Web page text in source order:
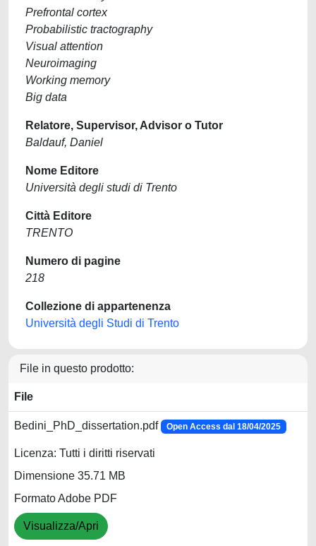
Prefrontal cortex
Probabilistic tractography
Visual attention
Neuroimaging
Working memory
Big data
Relatore, Supervisor, Advisor o Tutor
Baldauf, Daniel
Nome Editore
Università degli studi di Trento
Città Editore
TRENTO
Numero di pagine
218
Collezione di appartenenza
Università degli Studi di Trento
File in questo prodotto:
File
Bedini_PhD_dissertation.pdf Open Access dal 18/04/2025
Licenza: Tutti i diritti riservati
Dimensione 35.71 MB
Formato Adobe PDF
Visualizza/Apri